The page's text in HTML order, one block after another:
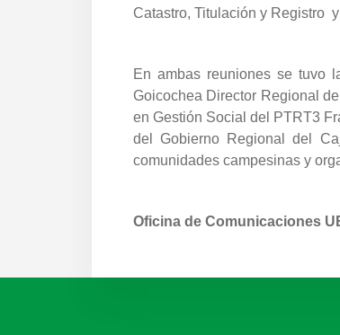
Catastro, Titulación y Registro
En ambas reuniones se tuvo
Goicochea Director Regional
en Gestión Social del PTRT3
del Gobierno Regional del
comunidades campesinas y
Oficina de Comunicaciones